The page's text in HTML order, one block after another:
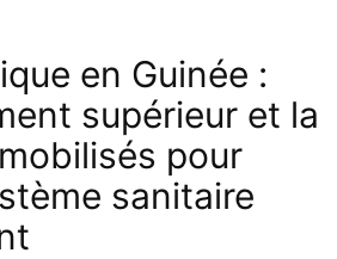
en Guinée :
supérieur et la
pour
sanitaire